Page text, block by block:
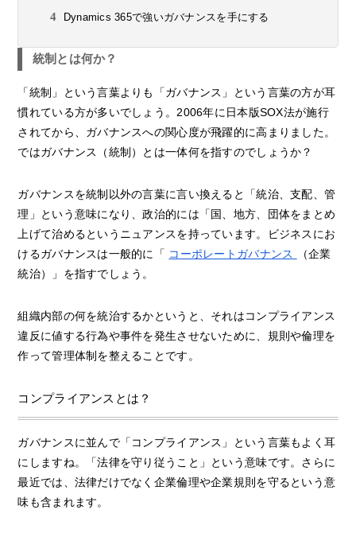
Dynamics 365で強いガバナンスを手にする
統制とは何か？
「統制」という言葉よりも「ガバナンス」という言葉の方が耳
慣れている方が多いでしょう。2006年に日本版SOX法が施行
されてから、ガバナンスへの関心度が飛躍的に高まりました。
ではガバナンス（統制）とは一体何を指すのでしょうか？
ガバナンスを統制以外の言葉に言い換えると「統治、支配、管
理」という意味になり、政治的には「国、地方、団体をまとめ
上げて治めるというニュアンスを持っています。ビジネスにお
けるガバナンスは一般的に「 コーポレートガバナンス
（企業
統治）」を指すでしょう。
組織内部の何を統治するかというと、それはコンプライアンス
違反に値する行為や事件を発生させないために、規則や倫理を
作って管理体制を整えることです。
コンプライアンスとは？
ガバナンスに並んで「コンプライアンス」という言葉もよく耳
にしますね。「法律を守り従うこと」という意味です。さらに
最近では、法律だけでなく企業倫理や企業規則を守るという意
味も含まれます。